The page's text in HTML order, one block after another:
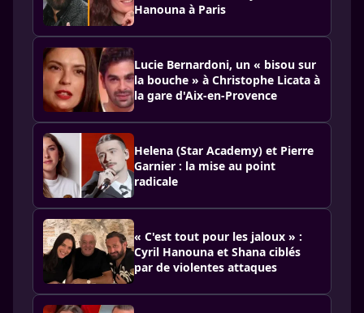
Hanouna à Paris
Lucie Bernardoni, un « bisou sur
la bouche » à Christophe Licata à
la gare d'Aix-en-Provence
Helena (Star Academy) et Pierre
Garnier : la mise au point
radicale
« C'est tout pour les jaloux » :
Cyril Hanouna et Shana ciblés
par de violentes attaques